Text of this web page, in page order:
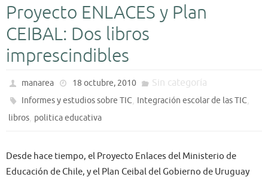
Proyecto ENLACES y Plan
CEIBAL: Dos libros
imprescindibles
manarea 18 octubre, 2010 Sin categoría
Informes y estudios sobre TIC, Integración escolar de las TIC,
libros, politica educativa
Desde hace tiempo, el Proyecto Enlaces del Ministerio de
Educación de Chile, y el Plan Ceibal del Gobierno de Uruguay